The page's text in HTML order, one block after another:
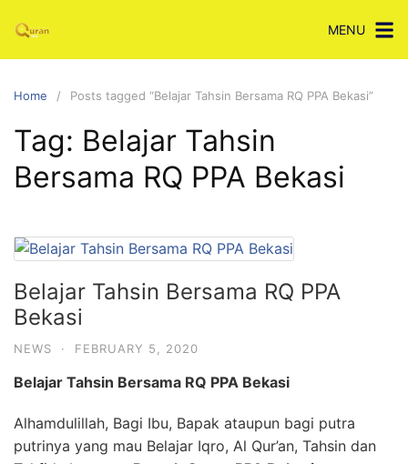
content
MENU
Home Posts tagged “Belajar Tahsin Bersama RQ PPA Bekasi”
Tag: Belajar Tahsin
Bersama RQ PPA Bekasi
Belajar Tahsin Bersama RQ PPA
Bekasi
NEWS · FEBRUARY 5, 2020
Belajar Tahsin Bersama RQ PPA Bekasi
Alhamdulillah, Bagi Ibu, Bapak ataupun bagi putra
putrinya yang mau Belajar Iqro, Al Qur’an, Tahsin dan